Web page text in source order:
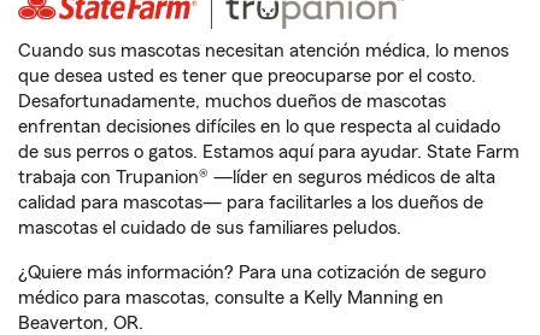
Cuando sus mascotas necesitan atención médica, lo menos
que desea usted es tener que preocuparse por el costo.
Desafortunadamente, muchos dueños de mascotas
enfrentan decisiones difíciles en lo que respecta al cuidado
de sus perros o gatos. Estamos aquí para ayudar. State Farm
trabaja con Trupanion® —líder en seguros médicos de alta
calidad para mascotas— para facilitarles a los dueños de
mascotas el cuidado de sus familiares peludos.
¿Quiere más información? Para una cotización de seguro
médico para mascotas, consulte a Kelly Manning en
Beaverton, OR.